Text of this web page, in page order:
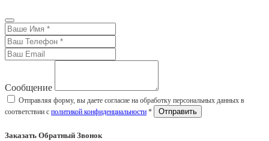
Сообщение
Отправляя форму, вы даете согласие на обработку персональных данных в
соответствии с политикой конфиденциальности *
Заказать Обратный Звонок